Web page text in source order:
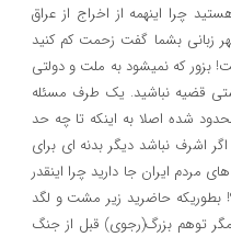
چرا اینهمه از اخراج از عراق
زبانی بشما گفت زحمت کم کنید
که نمیشود به ملت و دولتی
قضیه نباشید. یک طرف مسئله
شده اصلا به اینکه تا چه حد
اشرف نباشد دیگر بدنه ای برای
مردم ایران جا دارید چرا اینقدر
بطوریکه حاضرید زیر مشت و لگد
توهم بزرگ(رجوی) قبل از جنگ